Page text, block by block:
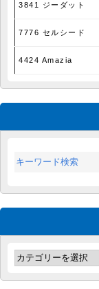
3841 ジーダット
7776 セルシード
4424 Amazia